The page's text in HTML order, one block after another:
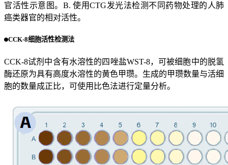
官活性示意图。B. 使用CTG发光法检测不同药物处理的人肺
癌类器官的相对活性。
CCK-8细胞活性检测法
CCK-8试剂中含有水溶性的四唑盐WST-8，可被细胞中的脱氢
酶还原为具有高度水溶性的黄色甲瓒。生成的甲瓒数量与活细
胞的数量成正比，可使用比色法进行定量分析。